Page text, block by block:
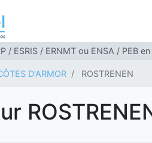
/ ESRIS / ERNMT ou ENSA / PEB
D'ARMOR ROSTRENEN